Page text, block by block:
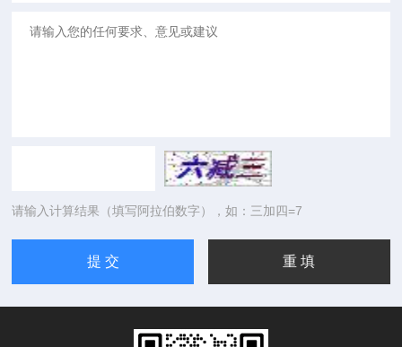
请输入计算结果（填写阿拉伯数字），如：三加四=7